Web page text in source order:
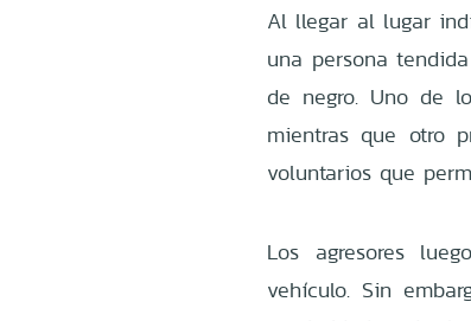
Al llegar al lugar
una persona
de negro. Uno de
mientras que otro
voluntarios que
Los agresores
vehículo. Sin